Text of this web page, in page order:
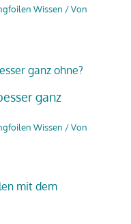
Wissen / Von
ganz
Wissen / Von